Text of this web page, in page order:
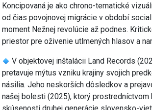
Koncipovaná je ako chrono-tematické
od čias povojnovej migrácie v období
moment Nežnej revolúcie až podnes.
priestor pre oživenie utlmených hlasov a
V objektovej inštalácii Land Records
pretavuje mýtus vzniku krajiny svojich
násilia. Jeho neskorších dôsledkov a
našej bolesti (2025), ktorý
skúsenosti druhej generácie slovensko-